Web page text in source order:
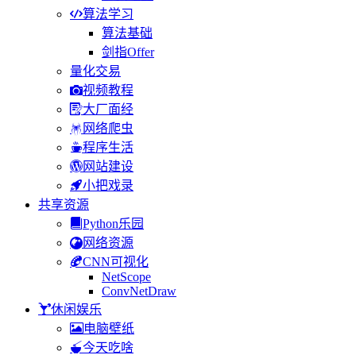
算法学习
算法基础
剑指Offer
量化交易
视频教程
大厂面经
网络爬虫
程序生活
网站建设
小把戏录
共享资源
Python乐园
网络资源
CNN可视化
NetScope
ConvNetDraw
休闲娱乐
电脑壁纸
今天吃啥